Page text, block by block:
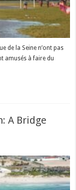
de la Seine n’ont pas
amusés à faire du
A Bridge